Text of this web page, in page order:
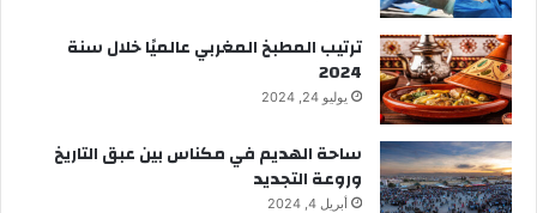
ترتيب المطبخ المغربي عالميًا خلال سنة
2024
يوليو 24, 2024
ساحة الهديم في مكناس بين عبق التاريخ
وروعة التجديد
أبريل 4, 2024